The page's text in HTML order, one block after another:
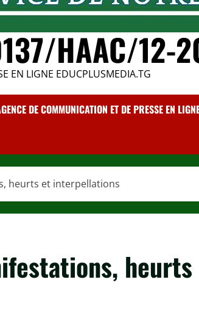
HAAC/
EN LIGNE EDUCPLUSMEDIA.TG
DE COMMUNICATION ET DE PRESSE EN
heurts et interpellations
heurts